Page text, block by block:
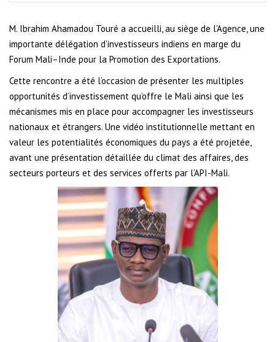
M. Ibrahim Ahamadou Touré a accueilli, au siège de l’Agence, une
importante délégation d’investisseurs indiens en marge du
Forum Mali–Inde pour la Promotion des Exportations.
Cette rencontre a été l’occasion de présenter les multiples
opportunités d’investissement qu’offre le Mali ainsi que les
mécanismes mis en place pour accompagner les investisseurs
nationaux et étrangers. Une vidéo institutionnelle mettant en
valeur les potentialités économiques du pays a été projetée,
avant une présentation détaillée du climat des affaires, des
secteurs porteurs et des services offerts par l’API-Mali.